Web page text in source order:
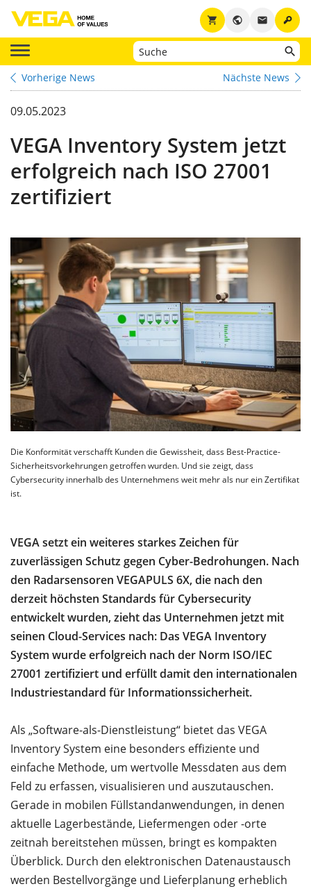
key
email
public
shopping_cart
Vorherige News Nächste News
09.05.2023
VEGA Inventory System jetzt
erfolgreich nach ISO 27001
zertifiziert
Die Konformität verschafft Kunden die Gewissheit, dass Best-Practice-
Sicherheitsvorkehrungen getroffen wurden. Und sie zeigt, dass
Cybersecurity innerhalb des Unternehmens weit mehr als nur ein Zertifikat
ist.
VEGA setzt ein weiteres starkes Zeichen für
zuverlässigen Schutz gegen Cyber-Bedrohungen. Nach
den Radarsensoren VEGAPULS 6X, die nach den
derzeit höchsten Standards für Cybersecurity
entwickelt wurden, zieht das Unternehmen jetzt mit
seinen Cloud-Services nach: Das VEGA Inventory
System wurde erfolgreich nach der Norm ISO/IEC
27001 zertifiziert und erfüllt damit den internationalen
Industriestandard für Informationssicherheit.
Als „Software-als-Dienstleistung“ bietet das VEGA
Inventory System eine besonders effiziente und
einfache Methode, um wertvolle Messdaten aus dem
Feld zu erfassen, visualisieren und auszutauschen.
Gerade in mobilen Füllstandanwendungen, in denen
aktuelle Lagerbestände, Liefermengen oder -orte
zeitnah bereitstehen müssen, bringt es kompakten
Überblick. Durch den elektronischen Datenaustausch
werden Bestellvorgänge und Lieferplanung erheblich